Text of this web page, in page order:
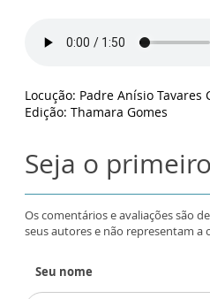
Locução: Padre Anísio Tavares
Edição: Thamara Gomes
Seja o
Os comentários e avaliações são
seus autores e não representam a
Seu nome